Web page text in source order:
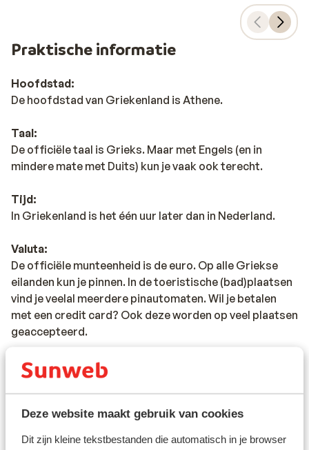
Deze website maakt gebruik van cookies
Dit zijn kleine tekstbestanden die automatisch in je browser
Praktische informatie
Hoofdstad:
De hoofdstad van Griekenland is Athene.
Taal:
De officiële taal is Grieks. Maar met Engels (en in
mindere mate met Duits) kun je vaak ook terecht.
Tijd:
In Griekenland is het één uur later dan in Nederland.
Valuta:
De officiële munteenheid is de euro. Op alle Griekse
eilanden kun je pinnen. In de toeristische (bad)plaatsen
vind je veelal meerdere pinautomaten. Wil je betalen
met een credit card? Ook deze worden op veel plaatsen
geaccepteerd.
Voltage:
Het voltage is net als in Nederland 220 volt. Je hebt
geen verloopstekker nodig.
Je dient in het bezit te zijn van een geldig paspoort of